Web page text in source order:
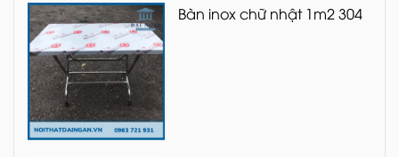
Bàn inox chữ nhật 1m2 304